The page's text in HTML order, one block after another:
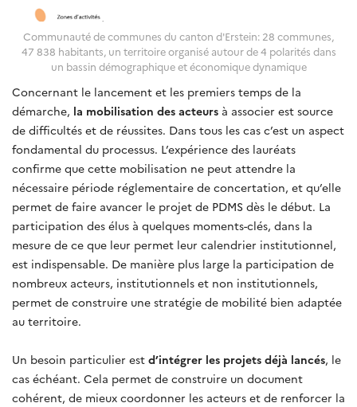
Communauté de communes du canton d'Erstein: 28 communes,
47 838 habitants, un territoire organisé autour de 4 polarités dans
un bassin démographique et économique dynamique
Concernant le lancement et les premiers temps de la
démarche, la mobilisation des acteurs à associer est source
de difficultés et de réussites. Dans tous les cas c’est un aspect
fondamental du processus. L’expérience des lauréats
confirme que cette mobilisation ne peut attendre la
nécessaire période réglementaire de concertation, et qu’elle
permet de faire avancer le projet de PDMS dès le début. La
participation des élus à quelques moments-clés, dans la
mesure de ce que leur permet leur calendrier institutionnel,
est indispensable. De manière plus large la participation de
nombreux acteurs, institutionnels et non institutionnels,
permet de construire une stratégie de mobilité bien adaptée
au territoire.
Un besoin particulier est d’intégrer les projets déjà lancés, le
cas échéant. Cela permet de construire un document
cohérent, de mieux coordonner les acteurs et de renforcer la